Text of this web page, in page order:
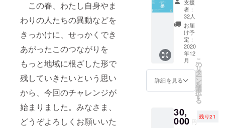
この春、わたし自身やま
わりの人たちの異動などを
きっかけに、せっかくでき
あがったこのつながりを
もっと地域に根ざした形で
残していきたいという思い
から、今回のチャレンジが
始まりました。みなさま、
どうぞよろしくお願いいた
いい紙
ショッ
プカー
ド（2パ
ター
ン）
2．事業
経過報
告書と
コドモ
たちか
のお手
紙
支援
者：
32人
お届
け予
定：
2020
年12
月
詳細を見る
こ
の
リ
タ
ー
ン
を
選
択
す
る
30,
000 円
残り21